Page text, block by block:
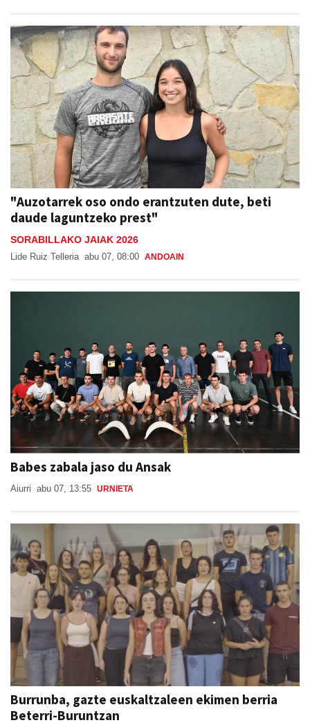
"Auzotarrek oso ondo erantzuten dute, beti
daude laguntzeko prest"
SORABILLAKO JAIAK 2026
Lide Ruiz Telleria abu 07, 08:00 ANDOAIN
Babes zabala jaso du Ansak
Aiurri abu 07, 13:55 URNIETA
Burrunba, gazte euskaltzaleen ekimen berria
Beterri-Buruntzan